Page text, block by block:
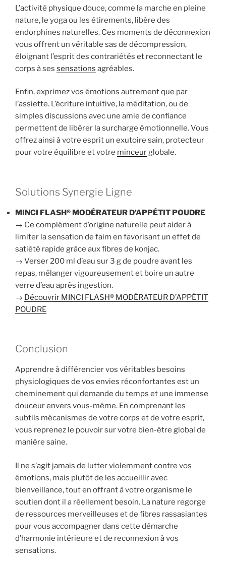
L’activité physique douce, comme la marche en pleine
nature, le yoga ou les étirements, libère des
endorphines naturelles. Ces moments de déconnexion
vous offrent un véritable sas de décompression,
éloignant l’esprit des contrariétés et reconnectant le
corps à ses sensations agréables.
Enfin, exprimez vos émotions autrement que par
l’assiette. L’écriture intuitive, la méditation, ou de
simples discussions avec une amie de confiance
permettent de libérer la surcharge émotionnelle. Vous
offrez ainsi à votre esprit un exutoire sain, protecteur
pour votre équilibre et votre minceurglobale.
Solutions Synergie Ligne
MINCI FLASH® MODÉRATEUR D’APPÉTIT POUDRE
→ Ce complément d’origine naturelle peut aider à
limiter la sensation de faim en favorisant un effet de
satiété rapide grâce aux fibres de konjac.
→ Verser 200 ml d’eau sur 3 g de poudre avant les
repas, mélanger vigoureusement et boire un autre
verre d’eau après ingestion.
→ Découvrir MINCI FLASH® MODÉRATEUR D’APPÉTIT
POUDRE
Conclusion
Apprendre à différencier vos véritables besoins
physiologiques de vos envies réconfortantes est un
cheminement qui demande du temps et une immense
douceur envers vous-même. En comprenant les
subtils mécanismes de votre corps et de votre esprit,
vous reprenez le pouvoir sur votre bien-être global de
manière saine.
Il ne s’agit jamais de lutter violemment contre vos
émotions, mais plutôt de les accueillir avec
bienveillance, tout en offrant à votre organisme le
soutien dont il a réellement besoin. La nature regorge
de ressources merveilleuses et de fibres rassasiantes
pour vous accompagner dans cette démarche
d’harmonie intérieure et de reconnexion à vos
sensations.